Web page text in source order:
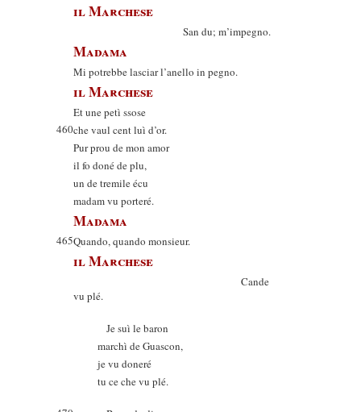
il Marchese
San du; m’impegno.
Madama
Mi potrebbe lasciar l’anello in pegno.
il Marchese
Et une petì ssose
460che vaul cent luì d’or.
Pur prou de mon amor
il fo doné de plu,
un de tremile écu
madam vu porteré.
Madama
465Quando, quando monsieur.
il Marchese
Cande
vu plé.
Je suì le baron
marchì de Guascon,
je vu doneré
tu ce che vu plé.